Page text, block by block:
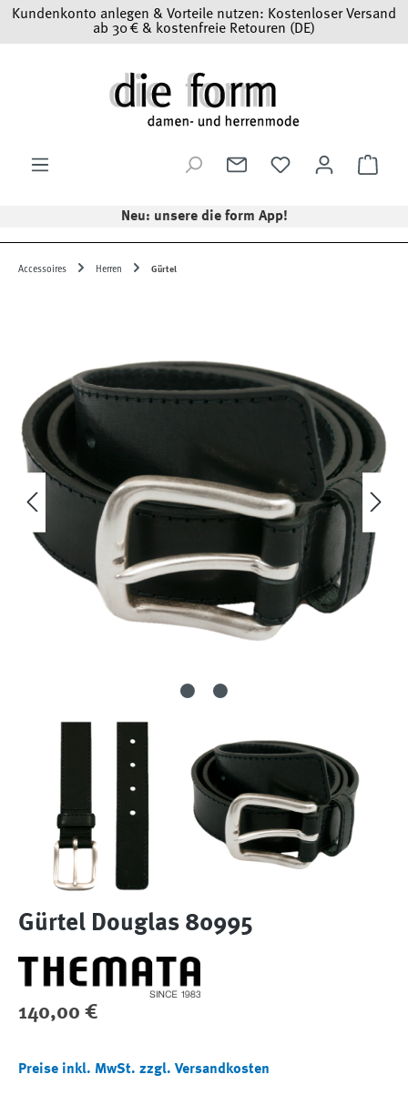
Zum Hauptinhalt springen
Kundenkonto anlegen & Vorteile nutzen: Kostenloser Versand
ab 30 € & kostenfreie Retouren (DE)
Neu: unsere die form App!
Accessoires Herren Gürtel
Gürtel Douglas 80995
Regulärer Preis:
140,00 €
Preise inkl. MwSt. zzgl. Versandkosten